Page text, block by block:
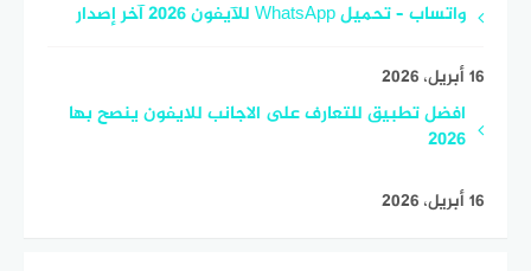
واتساب – تحميل WhatsApp للآيفون 2026 آخر إصدار
16 أبريل، 2026
افضل تطبيق للتعارف على الاجانب للايفون ينصح بها
2026
16 أبريل، 2026